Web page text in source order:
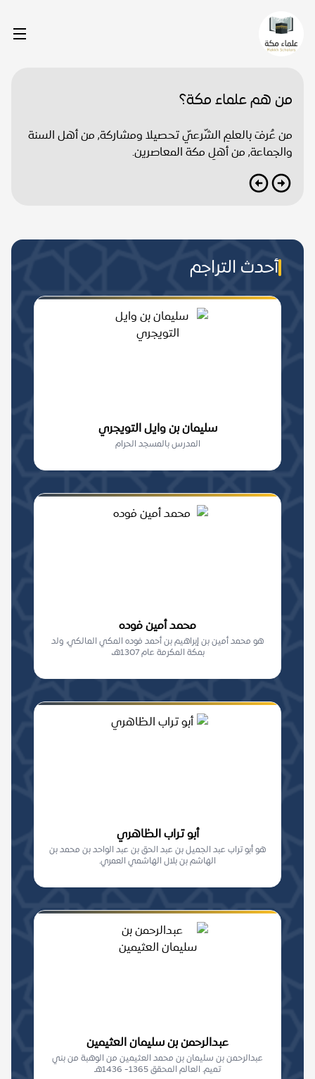
من هم علماء مكة؟
من عُرفَ بالعلمِ الشّرعيّ تحصيلا ومشاركة, من أهل السنة
والجماعة, من أهلِ مكة المعاصرين.
أحدث التراجم
سليمان بن وايل التويجري
المدرس بالمسجد الحرام
محمد أمين فوده
هو محمد أمين بن إبراهيم بن أحمد فوده المكي المالكي، ولد
بمكة المكرمة عام 1307هـ،
أبو تراب الظاهري
هو أبو تراب عبد الجميل بن عبد الحق بن عبد الواحد بن محمد بن
الهاشم بن بلال الهاشمي العمري.
عبدالرحمن بن سليمان العثيمين
عبدالرحمن بن سليمان بن محمد العثيمين من الوهبة من بني
تميم. العالم المحقق 1365- 1436هـ